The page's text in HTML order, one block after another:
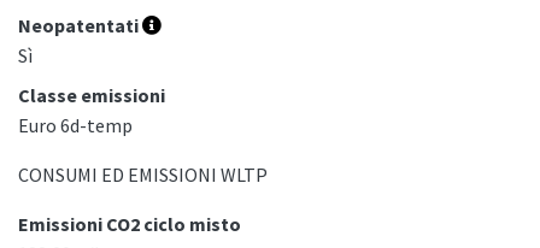
Neopatentati
Sì
Classe emissioni
Euro 6d-temp
CONSUMI ED EMISSIONI WLTP
Emissioni CO2 ciclo misto